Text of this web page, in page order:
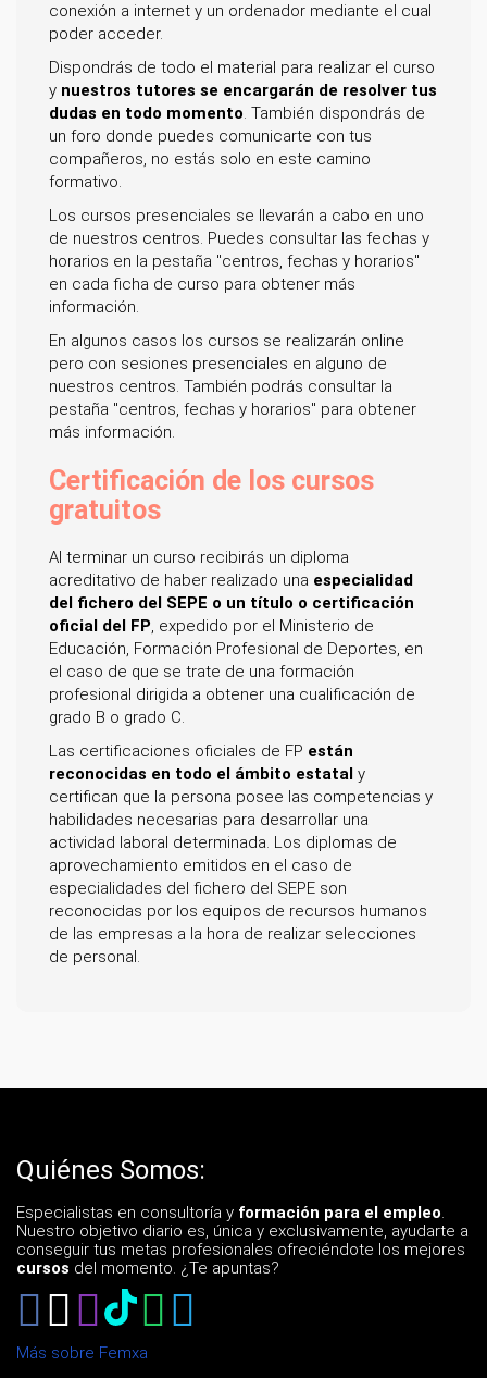
conexión a internet y un ordenador mediante el cual
poder acceder.
Dispondrás de todo el material para realizar el curso
y nuestros tutores se encargarán de resolver tus
dudas en todo momento. También dispondrás de
un foro donde puedes comunicarte con tus
compañeros, no estás solo en este camino
formativo.
Los cursos presenciales se llevarán a cabo en uno
de nuestros centros. Puedes consultar las fechas y
horarios en la pestaña "centros, fechas y horarios"
en cada ficha de curso para obtener más
información.
En algunos casos los cursos se realizarán online
pero con sesiones presenciales en alguno de
nuestros centros. También podrás consultar la
pestaña "centros, fechas y horarios" para obtener
más información.
Certificación de los cursos
gratuitos
Al terminar un curso recibirás un diploma
acreditativo de haber realizado una especialidad
del fichero del SEPE o un título o certificación
oficial del FP, expedido por el Ministerio de
Educación, Formación Profesional de Deportes, en
el caso de que se trate de una formación
profesional dirigida a obtener una cualificación de
grado B o grado C.
Las certificaciones oficiales de FP están
reconocidas en todo el ámbito estatal y
certifican que la persona posee las competencias y
habilidades necesarias para desarrollar una
actividad laboral determinada. Los diplomas de
aprovechamiento emitidos en el caso de
especialidades del fichero del SEPE son
reconocidas por los equipos de recursos humanos
de las empresas a la hora de realizar selecciones
de personal.
Quiénes Somos:
Especialistas en consultoría y formación para el empleo.
Nuestro objetivo diario es, única y exclusivamente, ayudarte a
conseguir tus metas profesionales ofreciéndote los mejores
cursos del momento. ¿Te apuntas?
Más sobre Femxa